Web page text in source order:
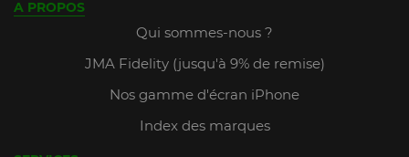
A PROPOS
Qui sommes-nous ?
JMA Fidelity (jusqu'à 9% de remise)
Nos gamme d'écran iPhone
Index des marques